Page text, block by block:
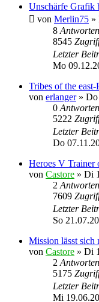
Unschärfe Grafik
von Merlin75 »
8 Antworten
8545
Letzter
Mo
Tribes of the
von erlanger» Do
0 Antworten
5222
Letzter
Do
Heroes V Trainer
von Castore » Di
2 Antworten
7609
Letzter
So
Mission lässt
von Castore » Di
2 Antworten
5175
Letzter
Mi